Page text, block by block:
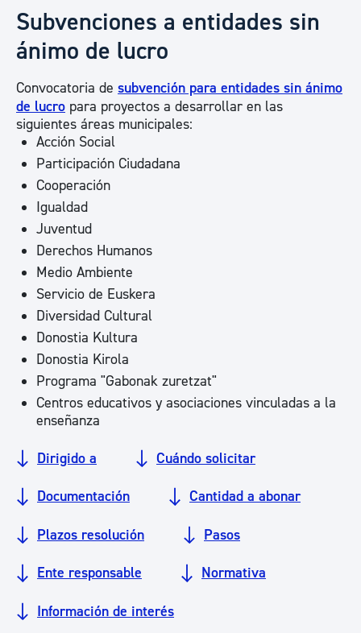
Subvenciones a entidades sin
ánimo de lucro
Convocatoria de subvención para entidades sin ánimo
de lucro para proyectos a desarrollar en las
siguientes áreas municipales:
Acción Social
Participación Ciudadana
Cooperación
Igualdad
Juventud
Derechos Humanos
Medio Ambiente
Servicio de Euskera
Diversidad Cultural
Donostia Kultura
Donostia Kirola
Programa "Gabonak zuretzat"
Centros educativos y asociaciones vinculadas a la
enseñanza
Dirigido a Cuándo solicitar
Documentación Cantidad a abonar
Plazos resolución Pasos
Ente responsable Normativa
Información de interés